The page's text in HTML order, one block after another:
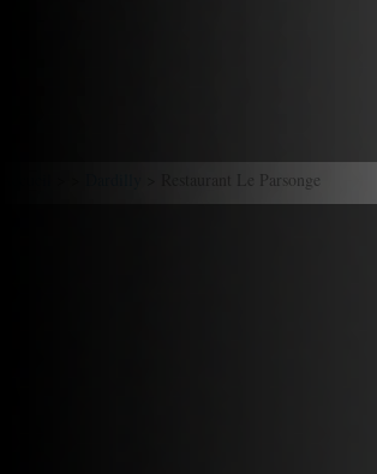
> Restaurant Le Parsonge